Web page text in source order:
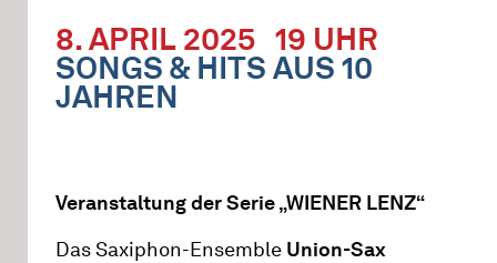
8. APRIL 2025 19 UHR
SONGS & HITS AUS 10
JAHREN
Veranstaltung der Serie „WIENER LENZ“
Das Saxiphon-Ensemble Union-Sax